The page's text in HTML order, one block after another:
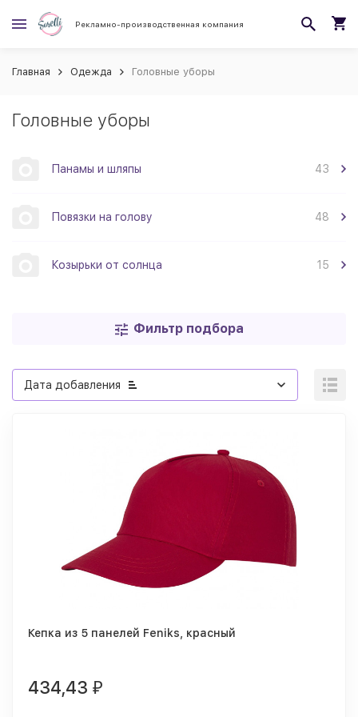
Рекламно-производственная компания
Главная Одежда Головные уборы
Головные уборы
Панамы и шляпы 43
Повязки на голову 48
Козырьки от солнца 15
Фильтр подбора
Дата добавления
Кепка из 5 панелей Feniks, красный
434,43 ₽